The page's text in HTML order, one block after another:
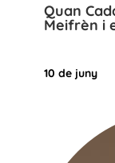
Quan
Meifrèn i
10 de juny